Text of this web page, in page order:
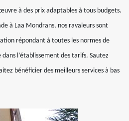
à des prix adaptables à tous budgets.
à Laa Mondrans, nos ravaleurs sont
répondant à toutes les normes de
l’établissement des tarifs. Sautez
bénéficier des meilleurs services à bas